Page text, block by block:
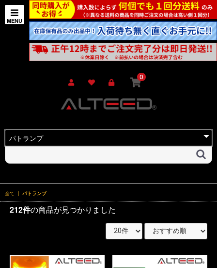
0
全て | パトランプ
212件の商品が見つかりました